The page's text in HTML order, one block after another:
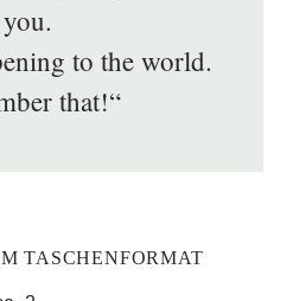
you.
to the world.
that!“
TASCHENFORMAT